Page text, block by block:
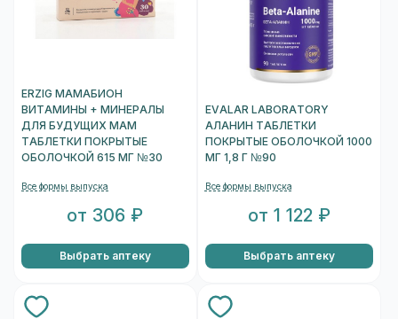
ERZIG МАМАБИОН
ВИТАМИНЫ + МИНЕРАЛЫ
ДЛЯ БУДУЩИХ МАМ
ТАБЛЕТКИ ПОКРЫТЫЕ
ОБОЛОЧКОЙ 615 МГ №30
Все формы выпуска
от 306 ₽
Выбрать аптеку
EVALAR LABORATORY
АЛАНИН ТАБЛЕТКИ
ПОКРЫТЫЕ ОБОЛОЧКОЙ 1000
МГ 1,8 Г №90
Все формы выпуска
от 1 122 ₽
Выбрать аптеку